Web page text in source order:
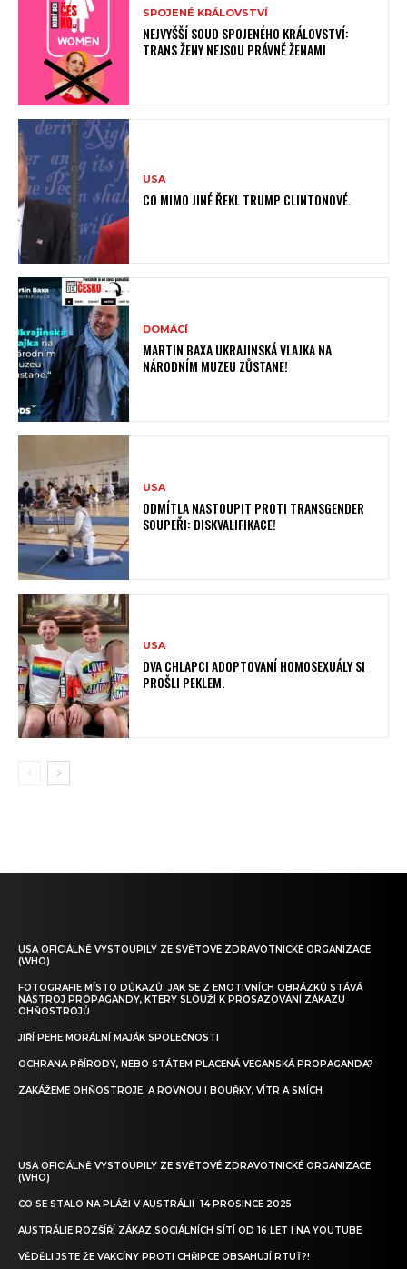
SPOJENÉ KRÁLOVSTVÍ
NEJVYŠŠÍ SOUD SPOJENÉHO KRÁLOVSTVÍ:
TRANS ŽENY NEJSOU PRÁVNĚ ŽENAMI
USA
CO MIMO JINÉ ŘEKL TRUMP CLINTONOVÉ.
DOMÁCÍ
MARTIN BAXA UKRAJINSKÁ VLAJKA NA
NÁRODNÍM MUZEU ZŮSTANE!
USA
ODMÍTLA NASTOUPIT PROTI TRANSGENDER
SOUPEŘI: DISKVALIFIKACE!
USA
DVA CHLAPCI ADOPTOVANÍ HOMOSEXUÁLY SI
PROŠLI PEKLEM.
USA OFICIÁLNĚ VYSTOUPILY ZE SVĚTOVÉ ZDRAVOTNICKÉ ORGANIZACE
(WHO)
FOTOGRAFIE MÍSTO DŮKAZŮ: JAK SE Z EMOTIVNÍCH OBRÁZKŮ STÁVÁ
NÁSTROJ PROPAGANDY, KTERÝ SLOUŽÍ K PROSAZOVÁNÍ ZÁKAZU
OHŇOSTROJŮ
JIŘÍ PEHE MORÁLNÍ MAJÁK SPOLEČNOSTI
OCHRANA PŘÍRODY, NEBO STÁTEM PLACENÁ VEGANSKÁ PROPAGANDA?
ZAKÁŽEME OHŇOSTROJE. A ROVNOU I BOUŘKY, VÍTR A SMÍCH
USA OFICIÁLNĚ VYSTOUPILY ZE SVĚTOVÉ ZDRAVOTNICKÉ ORGANIZACE
(WHO)
CO SE STALO NA PLÁŽI V AUSTRÁLII 14 PROSINCE 2025
AUSTRÁLIE ROZŠÍŘÍ ZÁKAZ SOCIÁLNÍCH SÍTÍ OD 16 LET I NA YOUTUBE
VĚDĚLI JSTE ŽE VAKCÍNY PROTI CHŘIPCE OBSAHUJÍ RTUŤ?!